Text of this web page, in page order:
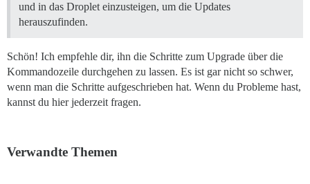
und in das Droplet einzusteigen, um die Updates
herauszufinden.
Schön! Ich empfehle dir, ihn die Schritte zum Upgrade über die
Kommandozeile durchgehen zu lassen. Es ist gar nicht so schwer,
wenn man die Schritte aufgeschrieben hat. Wenn du Probleme hast,
kannst du hier jederzeit fragen.
Verwandte Themen